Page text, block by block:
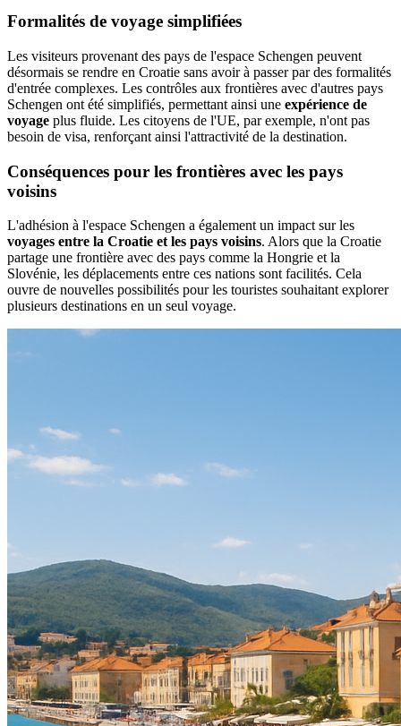
Formalités de voyage simplifiées
Les visiteurs provenant des pays de l'espace Schengen peuvent
désormais se rendre en Croatie sans avoir à passer par des formalités
d'entrée complexes. Les contrôles aux frontières avec d'autres pays
Schengen ont été simplifiés, permettant ainsi une expérience de
voyage plus fluide. Les citoyens de l'UE, par exemple, n'ont pas
besoin de visa, renforçant ainsi l'attractivité de la destination.
Conséquences pour les frontières avec les pays
voisins
L'adhésion à l'espace Schengen a également un impact sur les
voyages entre la Croatie et les pays voisins. Alors que la Croatie
partage une frontière avec des pays comme la Hongrie et la
Slovénie, les déplacements entre ces nations sont facilités. Cela
ouvre de nouvelles possibilités pour les touristes souhaitant explorer
plusieurs destinations en un seul voyage.